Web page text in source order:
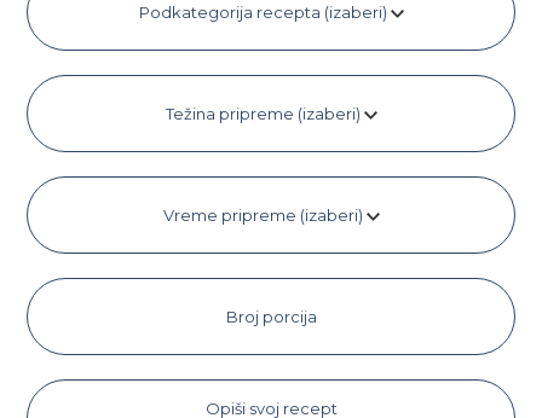
Podkategorija recepta (izaberi)
Težina pripreme (izaberi)
Vreme pripreme (izaberi)